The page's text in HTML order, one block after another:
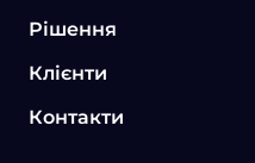
Рішення
Клієнти
Контакти